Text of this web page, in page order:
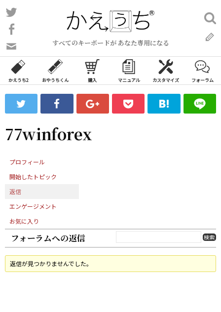
コ
ン
ン
ツ
ス
ッ
プ
すべてのキーボードが あなた専用になる
い
合
わ
フ
ォ
ム
検
索:
かえうち2 おやうちくん 購入 マニュアル カスタマイズ フォーラム
77winforex
プロフィール
開始したトピック
返信
エンゲージメント
お気に入り
フォーラムへの返信
返信が見つかりませんでした。